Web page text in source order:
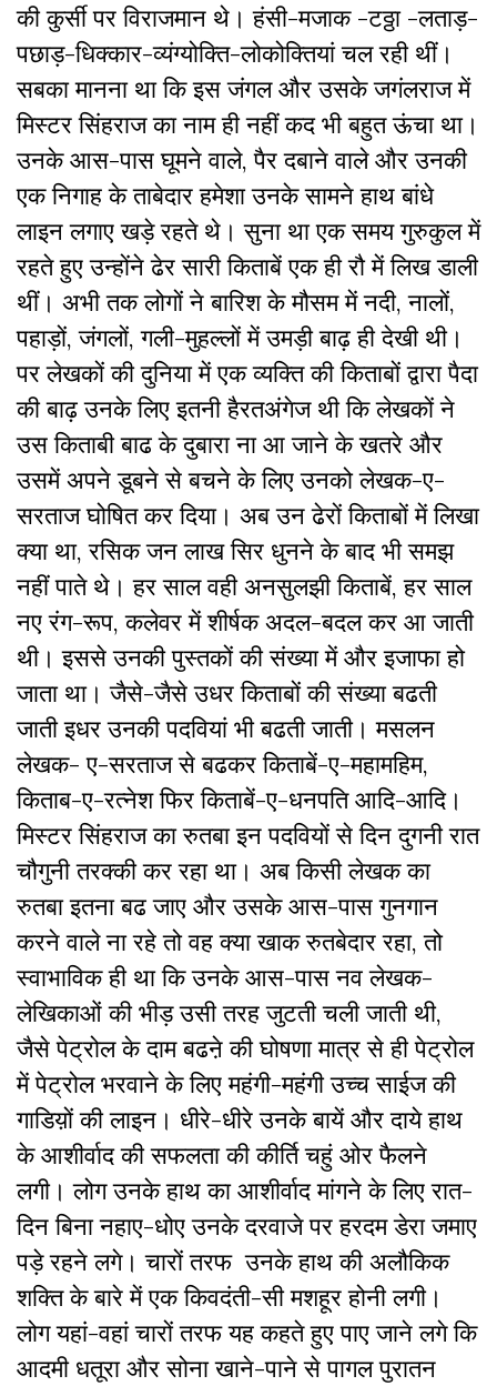
की कुर्सी पर विराजमान थे। हंसी-मजाक -टठ्ठा -लताड़-
पछाड़-धिक्कार-व्यंग्योक्ति-लोकोक्तियां चल रही थीं।
सबका मानना था कि इस जंगल और उसके जगंलराज में
मिस्टर सिंहराज का नाम ही नहीं कद भी बहुत ऊंचा था।
उनके आस-पास घूमने वाले, पैर दबाने वाले और उनकी
एक निगाह के ताबेदार हमेशा उनके सामने हाथ बांधे
लाइन लगाए खड़े रहते थे। सुना था एक समय गुरुकुल में
रहते हुए उन्होंने ढेर सारी किताबें एक ही रौ में लिख डाली
थीं। अभी तक लोगों ने बारिश के मौसम में नदी, नालों,
पहाड़ों, जंगलों, गली-मुहल्लों में उमड़ी बाढ़ ही देखी थी।
पर लेखकों की दुनिया में एक व्यक्ति की किताबों द्वारा पैदा
की बाढ़ उनके लिए इतनी हैरतअंगेज थी कि लेखकों ने
उस किताबी बाढ के दुबारा ना आ जाने के खतरे और
उसमें अपने डूबने से बचने के लिए उनको लेखक-ए-
सरताज घोषित कर दिया। अब उन ढेरों किताबों में लिखा
क्या था, रसिक जन लाख सिर धुनने के बाद भी समझ
नहीं पाते थे। हर साल वही अनसुलझी किताबें, हर साल
नए रंग-रूप, कलेवर में शीर्षक अदल-बदल कर आ जाती
थी। इससे उनकी पुस्तकों की संख्या में और इजाफा हो
जाता था। जैसे-जैसे उधर किताबों की संख्या बढती
जाती इधर उनकी पदवियां भी बढती जाती। मसलन
लेखक- ए-सरताज से बढकर किताबें-ए-महामहिम,
किताब-ए-रत्नेश फिर किताबें-ए-धनपति आदि-आदि।
मिस्टर सिंहराज का रुतबा इन पदवियों से दिन दुगनी रात
चौगुनी तरक्की कर रहा था। अब किसी लेखक का
रुतबा इतना बढ जाए और उसके आस-पास गुनगान
करने वाले ना रहे तो वह क्या खाक रुतबेदार रहा, तो
स्वाभाविक ही था कि उनके आस-पास नव लेखक-
लेखिकाओं की भीड़ उसी तरह जुटती चली जाती थी,
जैसे पेट्रोल के दाम बढऩे की घोषणा मात्र से ही पेट्रोल
में पेट्रोल भरवाने के लिए महंगी-महंगी उच्च साईज की
गाडिय़ों की लाइन। धीरे-धीरे उनके बायें और दाये हाथ
के आशीर्वाद की सफलता की कीर्ति चहुं ओर फैलने
लगी। लोग उनके हाथ का आशीर्वाद मांगने के लिए रात-
दिन बिना नहाए-धोए उनके दरवाजे पर हरदम डेरा जमाए
पड़े रहने लगे। चारों तरफ उनके हाथ की अलौकिक
शक्ति के बारे में एक किवदंती-सी मशहूर होनी लगी।
लोग यहां-वहां चारों तरफ यह कहते हुए पाए जाने लगे कि
आदमी धतूरा और सोना खाने-पाने से पागल पुरातन